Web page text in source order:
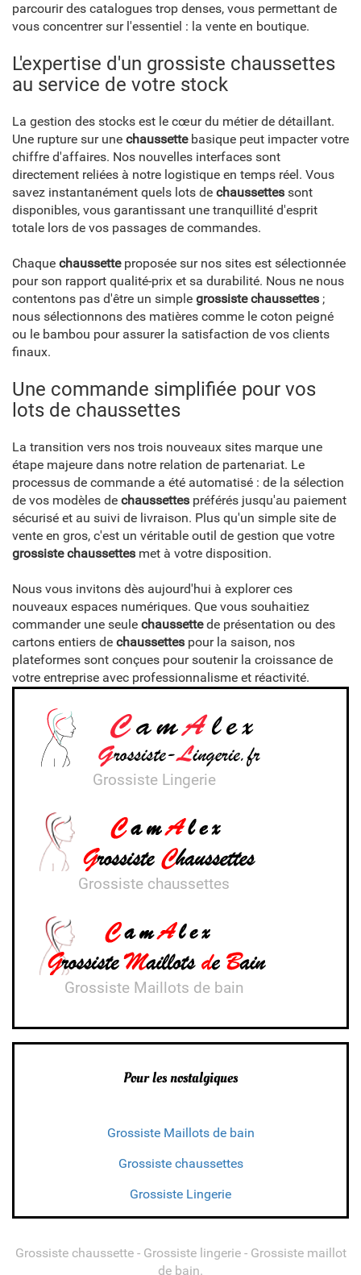
parcourir des catalogues trop denses, vous permettant de
vous concentrer sur l'essentiel : la vente en boutique.
L'expertise d'un grossiste chaussettes
au service de votre stock
La gestion des stocks est le cœur du métier de détaillant.
Une rupture sur une chaussettebasique peut impacter votre
chiffre d'affaires. Nos nouvelles interfaces sont
directement reliées à notre logistique en temps réel. Vous
savez instantanément quels lots de chaussettes sont
disponibles, vous garantissant une tranquillité d'esprit
totale lors de vos passages de commandes.
Chaque chaussetteproposée sur nos sites est sélectionnée
pour son rapport qualité-prix et sa durabilité. Nous ne nous
contentons pas d'être un simple grossiste chaussettes ;
nous sélectionnons des matières comme le coton peigné
ou le bambou pour assurer la satisfaction de vos clients
finaux.
Une commande simplifiée pour vos
lots de chaussettes
La transition vers nos trois nouveaux sites marque une
étape majeure dans notre relation de partenariat. Le
processus de commande a été automatisé : de la sélection
de vos modèles de chaussettes préférés jusqu'au paiement
sécurisé et au suivi de livraison. Plus qu'un simple site de
vente en gros, c'est un véritable outil de gestion que votre
grossiste chaussettes met à votre disposition.
Nous vous invitons dès aujourd'hui à explorer ces
nouveaux espaces numériques. Que vous souhaitiez
commander une seule chaussettede présentation ou des
cartons entiers de chaussettes pour la saison, nos
plateformes sont conçues pour soutenir la croissance de
votre entreprise avec professionnalisme et réactivité.
Grossiste Lingerie
Grossiste chaussettes
Grossiste Maillots de bain
Pour les nostalgiques
Grossiste Maillots de bain
Grossiste chaussettes
Grossiste Lingerie
Grossiste chaussette - Grossiste lingerie - Grossiste maillot
de bain.